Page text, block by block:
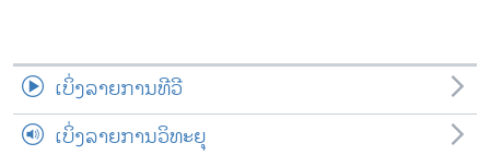
ເບິ່ງລາຍການທີວີ
ເບິ່ງລາຍການວິທະຍຸ